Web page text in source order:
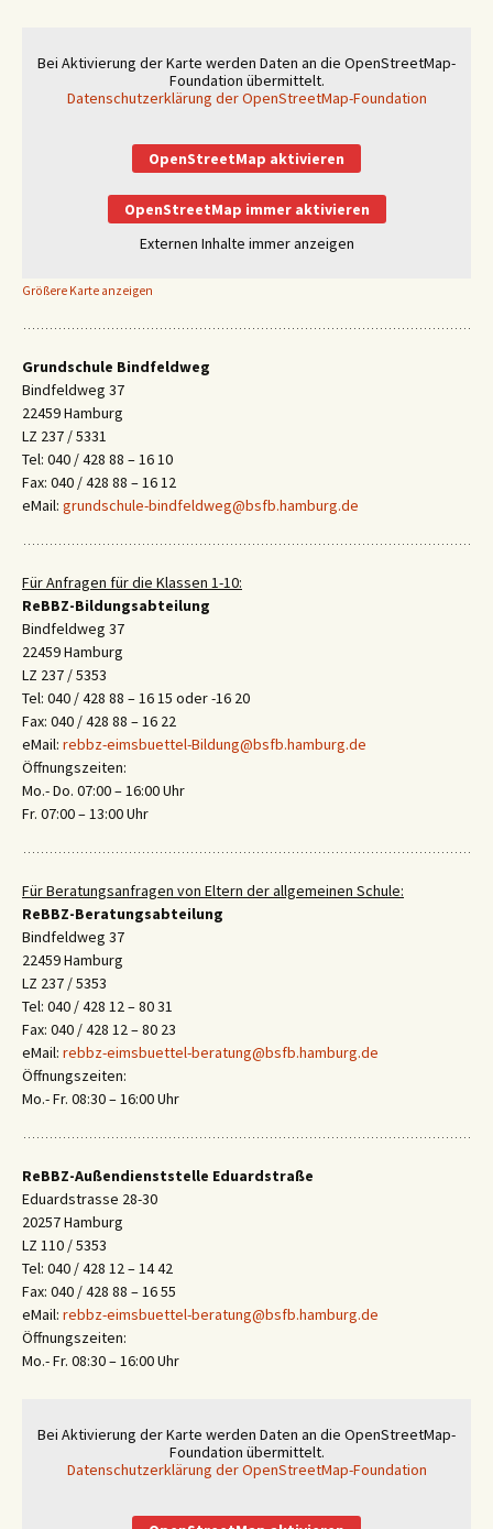
Bei Aktivierung der Karte werden Daten an die OpenStreetMap-
Foundation übermittelt.
Datenschutzerklärung der OpenStreetMap-Foundation
OpenStreetMap aktivieren
OpenStreetMap immer aktivieren
Externen Inhalte immer anzeigen
Größere Karte anzeigen
Grundschule Bindfeldweg
Bindfeldweg 37
22459 Hamburg
LZ 237 / 5331
Tel: 040 / 428 88 – 16 10
Fax: 040 / 428 88 – 16 12
eMail: grundschule-bindfeldweg@bsfb.hamburg.de
Für Anfragen für die Klassen 1-10:
ReBBZ-Bildungsabteilung
Bindfeldweg 37
22459 Hamburg
LZ 237 / 5353
Tel: 040 / 428 88 – 16 15 oder -16 20
Fax: 040 / 428 88 – 16 22
eMail: rebbz-eimsbuettel-Bildung@bsfb.hamburg.de
Öffnungszeiten:
Mo.- Do. 07:00 – 16:00 Uhr
Fr. 07:00 – 13:00 Uhr
Für Beratungsanfragen von Eltern der allgemeinen Schule:
ReBBZ-Beratungsabteilung
Bindfeldweg 37
22459 Hamburg
LZ 237 / 5353
Tel: 040 / 428 12 – 80 31
Fax: 040 / 428 12 – 80 23
eMail: rebbz-eimsbuettel-beratung@bsfb.hamburg.de
Öffnungszeiten:
Mo.- Fr. 08:30 – 16:00 Uhr
ReBBZ-Außendienststelle Eduardstraße
Eduardstrasse 28-30
20257 Hamburg
LZ 110 / 5353
Tel: 040 / 428 12 – 14 42
Fax: 040 / 428 88 – 16 55
eMail: rebbz-eimsbuettel-beratung@bsfb.hamburg.de
Öffnungszeiten:
Mo.- Fr. 08:30 – 16:00 Uhr
Bei Aktivierung der Karte werden Daten an die OpenStreetMap-
Foundation übermittelt.
Datenschutzerklärung der OpenStreetMap-Foundation